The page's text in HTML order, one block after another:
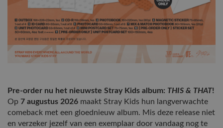
Pre-order nu het nieuwste Stray Kids album: THIS & THAT!
Op 7 augustus 2026 maakt Stray Kids hun langverwachte
comeback met een gloednieuw album. Mis deze release niet
en verzeker jezelf van een exemplaar door vandaag nog te